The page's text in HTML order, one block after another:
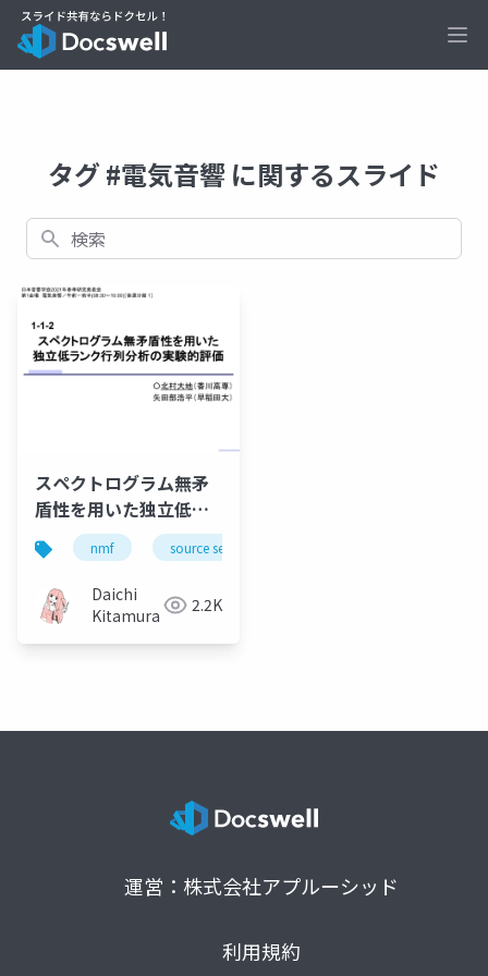
タグ #電気音響 に関するスライド
検索
スペクトログラム無矛
盾性を用いた独立低ラ
ンク行列分析の実験的
評価
nmf source separation
Daichi
Kitamura
2.2K
運営：株式会社アプルーシッド
利用規約